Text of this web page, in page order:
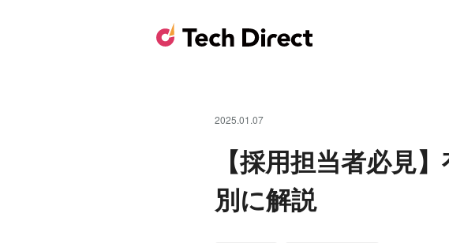
2025.01.07
【採用担当者必見
別に解説